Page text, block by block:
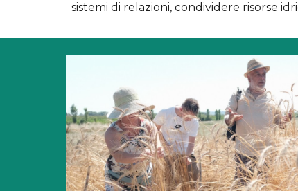
sistemi di relazioni, condividere risorse